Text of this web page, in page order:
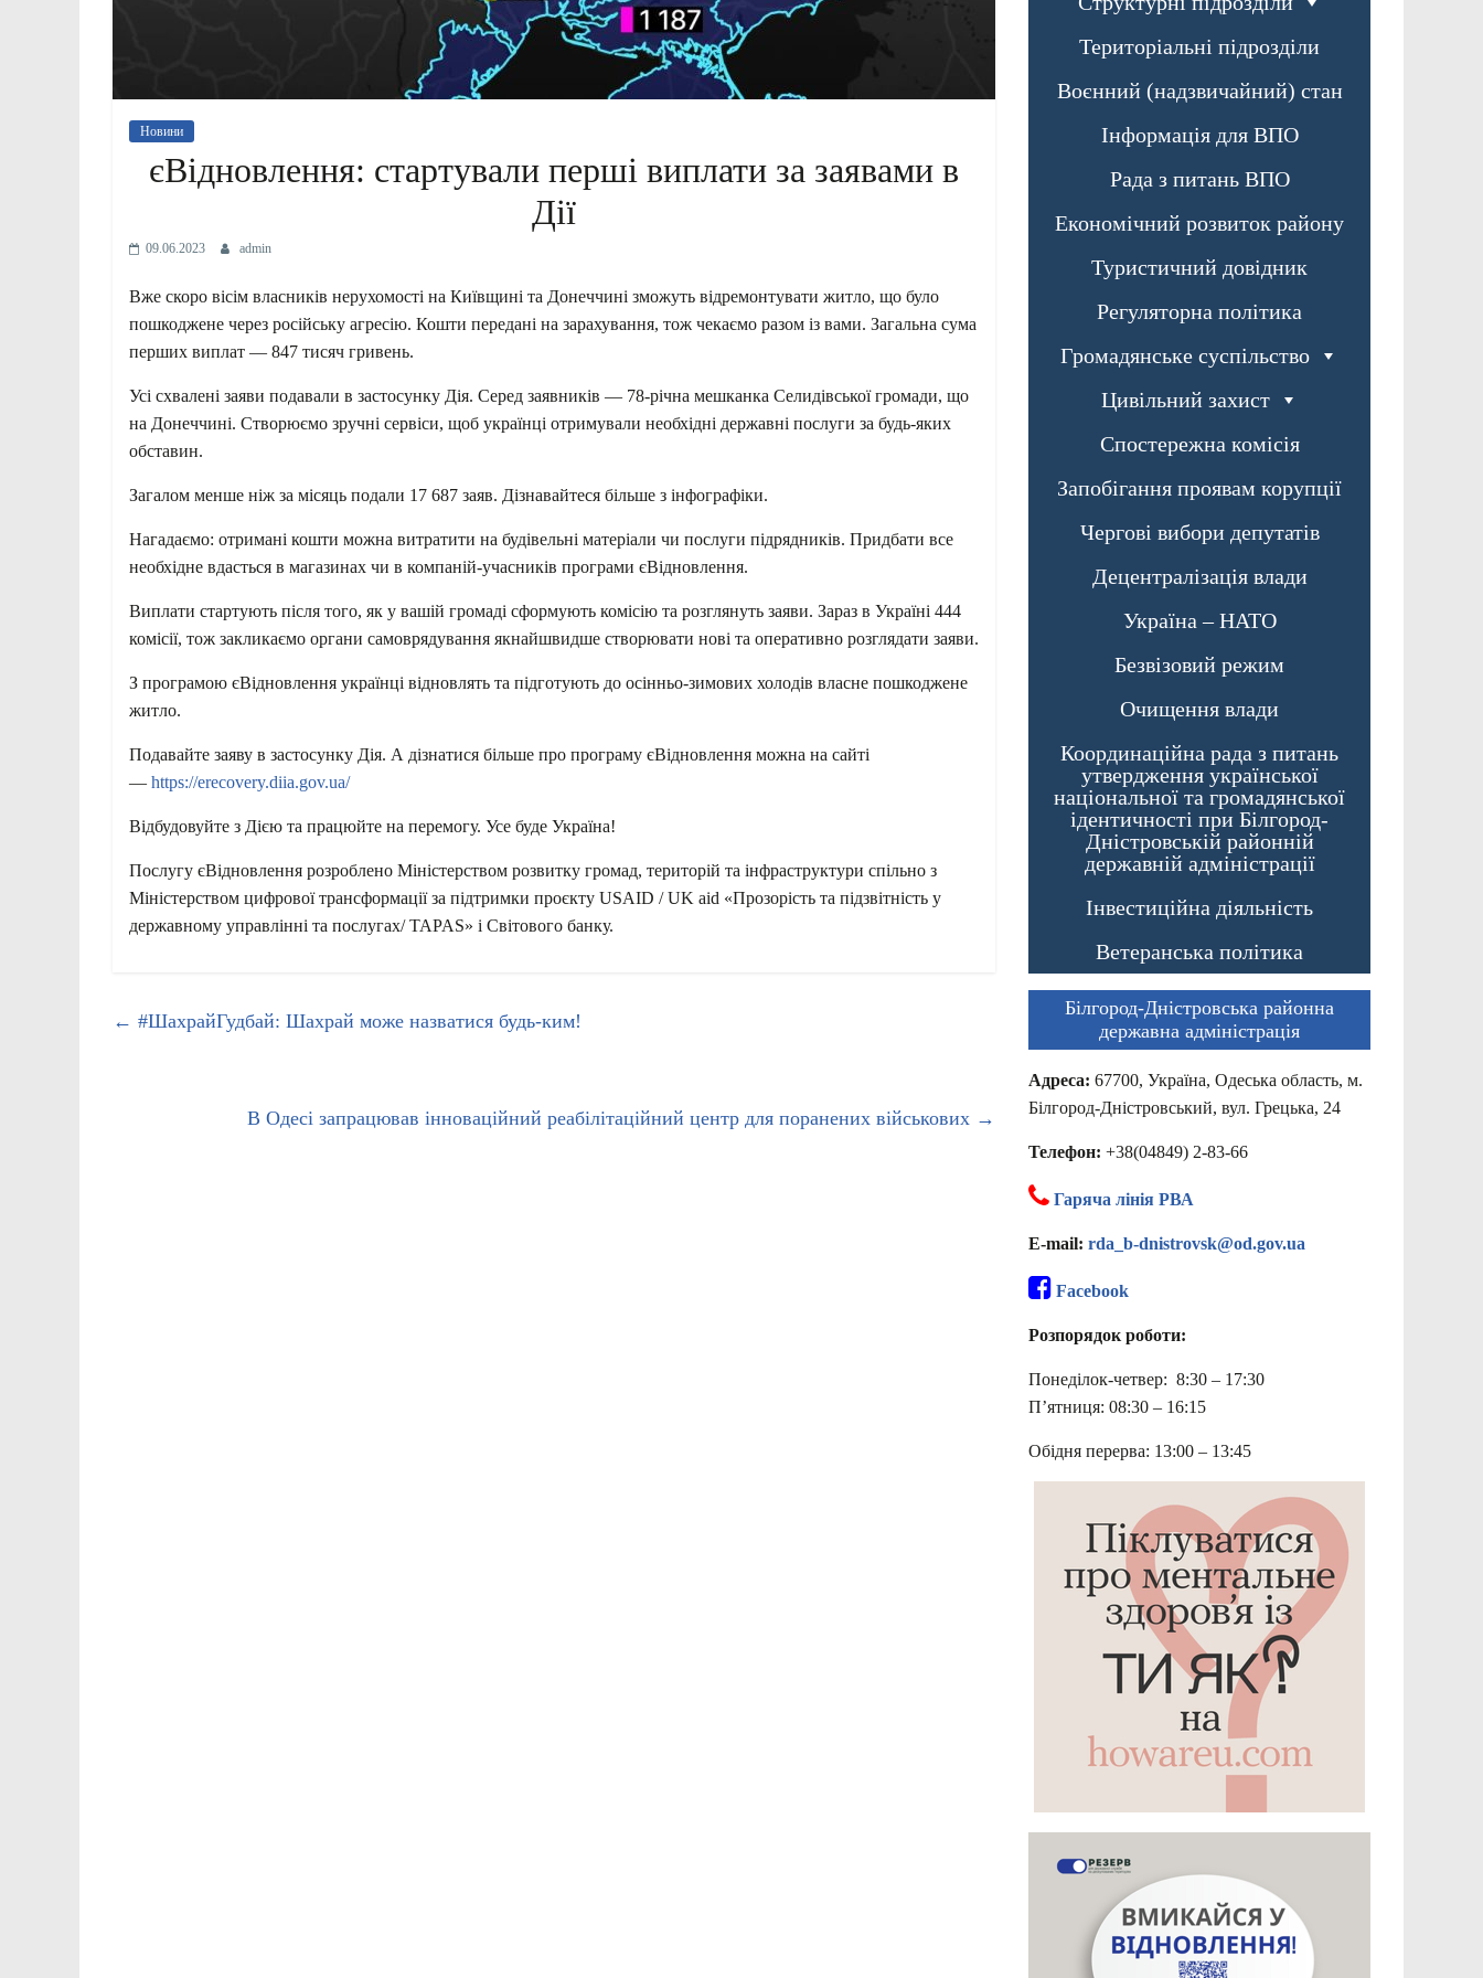
Новини
єВідновлення: стартували перші виплати за заявами в
Дії
09.06.2023 admin
Вже скоро вісім власників нерухомості на Київщині та Донеччині зможуть відремонтувати житло, що було
пошкоджене через російську агресію. Кошти передані на зарахування, тож чекаємо разом із вами. Загальна сума
перших виплат — 847 тисяч гривень.
Усі схвалені заяви подавали в застосунку Дія. Серед заявників — 78-річна мешканка Селидівської громади, що
на Донеччині. Створюємо зручні сервіси, щоб українці отримували необхідні державні послуги за будь-яких
обставин.
Загалом менше ніж за місяць подали 17 687 заяв. Дізнавайтеся більше з інфографіки.
Нагадаємо: отримані кошти можна витратити на будівельні матеріали чи послуги підрядників. Придбати все
необхідне вдасться в магазинах чи в компаній-учасників програми єВідновлення.
Виплати стартують після того, як у вашій громаді сформують комісію та розглянуть заяви. Зараз в Україні 444
комісії, тож закликаємо органи самоврядування якнайшвидше створювати нові та оперативно розглядати заяви.
З програмою єВідновлення українці відновлять та підготують до осінньо-зимових холодів власне пошкоджене
житло.
Подавайте заяву в застосунку Дія. А дізнатися більше про програму єВідновлення можна на сайті
— https://erecovery.diia.gov.ua/
Відбудовуйте з Дією та працюйте на перемогу. Усе буде Україна!
Послугу єВідновлення розроблено Міністерством розвитку громад, територій та інфраструктури спільно з
Міністерством цифрової трансформації за підтримки проєкту USAID / UK aid «Прозорість та підзвітність у
державному управлінні та послугах/ TAPAS» і Світового банку.
← #ШахрайГудбай: Шахрай може назватися будь-ким!
В Одесі запрацював інноваційний реабілітаційний центр для поранених військових →
Територіальні підрозділи
Воєнний (надзвичайний) стан
Інформація для ВПО
Рада з питань ВПО
Економічний розвиток району
Туристичний довідник
Регуляторна політика
Громадянське суспільство
Цивільний захист
Спостережна комісія
Запобігання проявам корупції
Чергові вибори депутатів
Децентралізація влади
Україна – НАТО
Безвізовий режим
Очищення влади
Координаційна рада з питань
утвердження української
національної та громадянської
ідентичності при Білгород-
Дністровській районній
державній адміністрації
Інвестиційна діяльність
Ветеранська політика
Білгород-Дністровська районна
державна адміністрація
Адреса: 67700, Україна, Одеська область, м.
Білгород-Дністровський, вул. Грецька, 24
Телефон: +38(04849) 2-83-66
Гаряча лінія РВА
E-mail: rda_b-dnistrovsk@od.gov.ua
Facebook
Розпорядок роботи:
Понеділок-четвер: 8:30 – 17:30
П’ятниця: 08:30 – 16:15
Обідня перерва: 13:00 – 13:45